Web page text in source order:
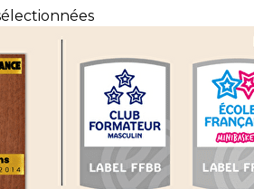
colonnes
les colonnes affichées
Charles Basket
EFMB